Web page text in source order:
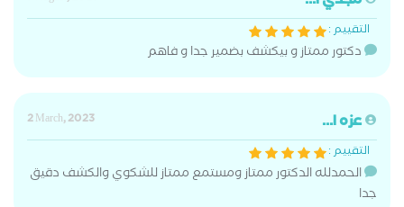
التقييم :
دكتور ممتاز و بيكشف بضمير جدا و فاهم
عزه ا...
2 March, 2023
التقييم :
الحمدلله الدكتور ممتاز ومستمع ممتاز للشكوي والكشف دقيق
جدا